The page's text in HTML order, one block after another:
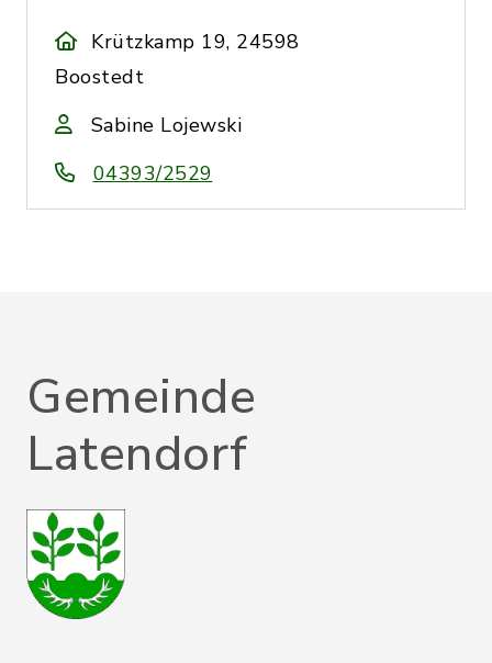
Krützkamp 19, 24598
Boostedt
Sabine Lojewski
04393/2529
Gemeinde
Latendorf